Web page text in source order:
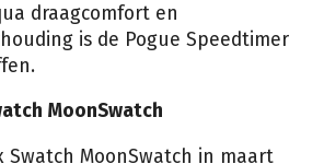
draagcomfort en
is de Pogue Speedtimer
MoonSwatch
Swatch MoonSwatch in maart